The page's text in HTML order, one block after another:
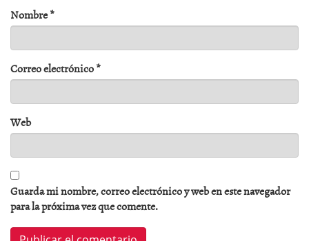
Nombre*
Correo electrónico*
Web
Guarda mi nombre, correo electrónico y web en este navegador
para la próxima vez que comente.